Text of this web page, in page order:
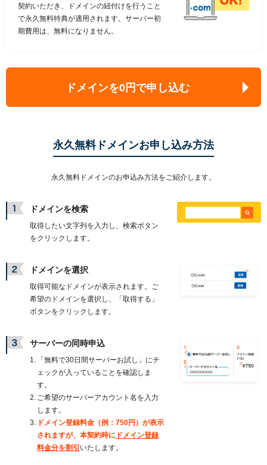
契約いただき、ドメインの紐付けを行うこと
で永久無料特典が適用されます。サーバー初
期費用は、無料になりません。
ドメインを0円で申し込む
永久無料ドメインお申し込み方法
永久無料ドメインのお申込み方法をご紹介します。
ドメインを検索
取得したい文字列を入力し、検索ボタン
をクリックします。
ドメインを選択
取得可能なドメインが表示されます。ご
希望のドメインを選択し、「取得する」
ボタンをクリックします。
サーバーの同時申込
「無料で30日間サーバーお試し」にチ
ェックが入っていることを確認しま
す。
ご希望のサーバーアカウント名を入力
します。
ドメイン登録料金（例：750円）が表示
されますが、本契約時にドメイン登録
料金分を割引 いたします。